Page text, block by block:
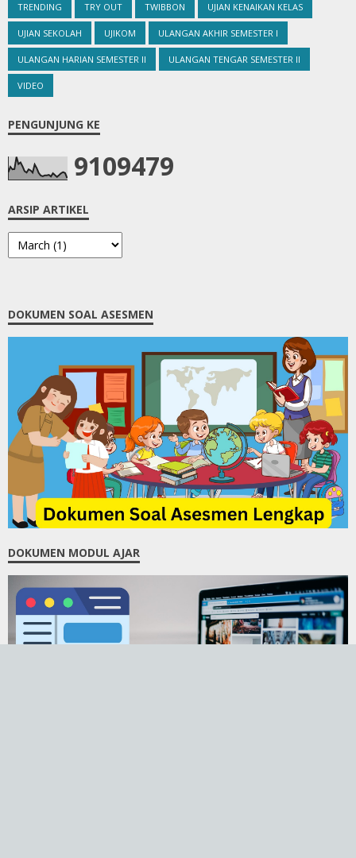
TRENDING TRY OUT TWIBBON UJIAN KENAIKAN KELAS
UJIAN SEKOLAH UJIKOM ULANGAN AKHIR SEMESTER I
ULANGAN HARIAN SEMESTER II ULANGAN TENGAR SEMESTER II
VIDEO
PENGUNJUNG KE
9109479
ARSIP ARTIKEL
DOKUMEN SOAL ASESMEN
DOKUMEN MODUL AJAR